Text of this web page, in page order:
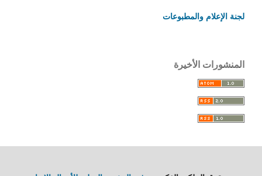
لجنة الإعلام والمطبوعات
المنشورات الأخيرة